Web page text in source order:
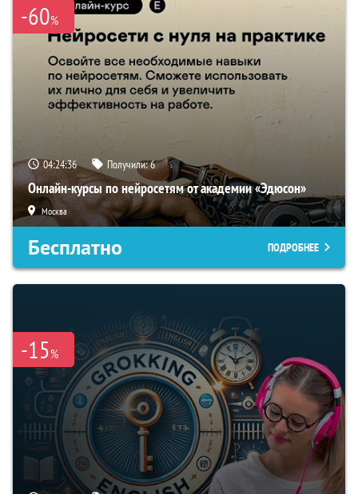
-60%
04:24:35 Получили:6
Онлайн-курсы по нейросетям от академии «Эдюсон»
Москва
Бесплатно ПОДРОБНЕЕ
-15%